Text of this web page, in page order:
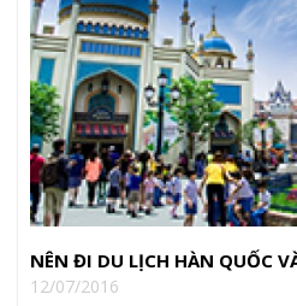
NÊN ĐI DU LỊCH HÀN QUỐC
12/07/2016